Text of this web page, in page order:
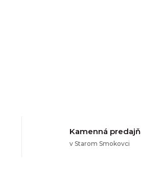
Kamenná
v Starom Smokovci